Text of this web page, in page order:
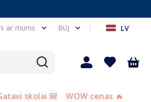
ar mums BUJ LV
skolai 🎒 WOW cenas 🔥